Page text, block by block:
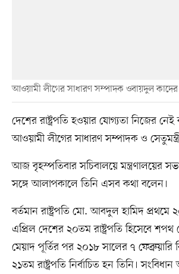
আওয়ামী লীগের সাধারণ সম্পাদক ওবায়দুল কাদের
দেশের রাষ্ট্রপতি হওয়ার যোগ্যতা নিজের
আওয়ামী লীগের সাধারণ সম্পাদক ও
আজ বৃহস্পতিবার সচিবালয়ে মন্ত্রণালয়ের
সঙ্গে আলাপকালে তিনি এসব কথা বলেন।
বর্তমান রাষ্ট্রপতি মো. আবদুল হামিদ
এপ্রিল দেশের ২০তম রাষ্ট্রপতি হিসেবে
মেয়াদ পূর্তির পর ২০১৮ সালের ৭ ফেব্রুয়ারি
২১তম রাষ্ট্রপতি নির্বাচিত হন তিনি।